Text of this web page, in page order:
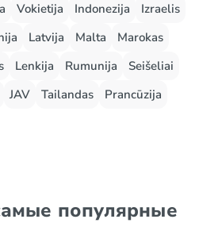
Vokietija Indonezija
Izraelis
Latvija Malta
Marokas
Lenkija Rumunija
Seišeliai
JAV Tailandas
Prancūzija
популярные